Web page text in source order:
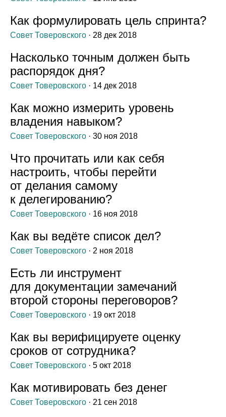
Как формулировать цель спринта?
Совет Товеровского · 28 дек 2018
Насколько точным должен быть
распорядок дня?
Совет Товеровского · 14 дек 2018
Как можно измерить уровень
владения навыком?
Совет Товеровского · 30 ноя 2018
Что прочитать или как себя
настроить, чтобы перейти
от делания самому
к делегированию?
Совет Товеровского · 16 ноя 2018
Как вы ведёте список дел?
Совет Товеровского · 2 ноя 2018
Есть ли инструмент
для документации замечаний
второй стороны переговоров?
Совет Товеровского · 19 окт 2018
Как вы верифицируете оценку
сроков от сотрудника?
Совет Товеровского · 5 окт 2018
Как мотивировать без денег
Совет Товеровского · 21 сен 2018